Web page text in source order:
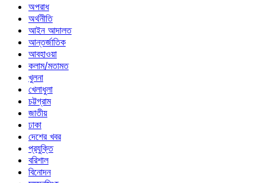
অপরাধ
অর্থনীতি
আইন আদালত
আন্তর্জাতিক
আবহাওয়া
কলাম/মতামত
খুলনা
খেলাধুলা
চট্টগ্রাম
জাতীয়
ঢাকা
দেশের খবর
প্রযুক্তি
বরিশাল
বিনোদন